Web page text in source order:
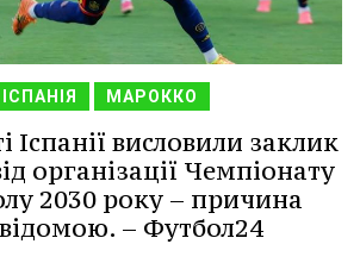
ІСПАНІЯ МАРОККО
Іспанії висловили заклик
організації Чемпіонату
2030 року – причина
– Футбол24